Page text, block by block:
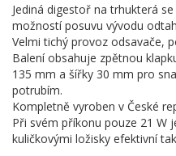
Jediná digestoř na trhukterá
možností posuvu vývodu
Velmi tichý provoz odsavače,
Balení obsahuje zpětnou
135 mm a šířky 30 mm pro
potrubím.
Kompletně vyroben v České
Při svém příkonu pouze 21 W
kuličkovými ložisky efektivní